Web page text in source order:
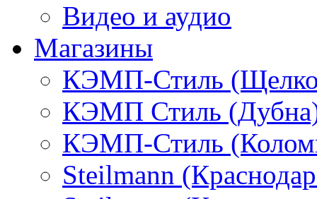
Видео и аудио
Магазины
КЭМП-Стиль
КЭМП Стиль
КЭМП-Стиль
Steilmann